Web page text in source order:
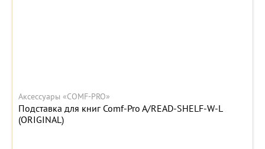
Аксессуары «COMF-PRO»
Подставка для книг Comf-Pro A/READ-SHELF-W-L
(ORIGINAL)